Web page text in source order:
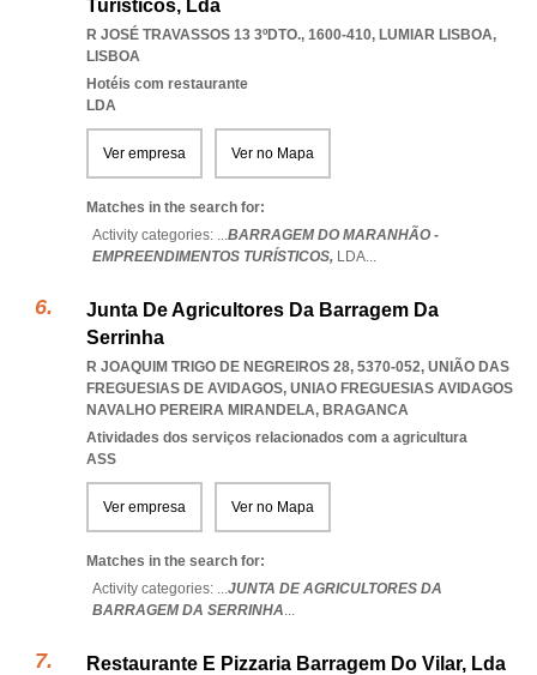
Turísticos, Lda
R JOSÉ TRAVASSOS 13 3ºDTO., 1600-410, LUMIAR LISBOA,
LISBOA
Hotéis com restaurante
LDA
Ver empresa Ver no Mapa
Matches in the search for:
Activity categories: ...BARRAGEM DO MARANHÃO -
EMPREENDIMENTOS TURÍSTICOS, LDA...
Junta De Agricultores Da Barragem Da
Serrinha
R JOAQUIM TRIGO DE NEGREIROS 28, 5370-052, UNIÃO DAS
FREGUESIAS DE AVIDAGOS, UNIAO FREGUESIAS AVIDAGOS
NAVALHO PEREIRA MIRANDELA, BRAGANCA
Atividades dos serviços relacionados com a agricultura
ASS
Ver empresa Ver no Mapa
Matches in the search for:
Activity categories: ...JUNTA DE AGRICULTORES DA
BARRAGEM DA SERRINHA...
Restaurante E Pizzaria Barragem Do Vilar, Lda